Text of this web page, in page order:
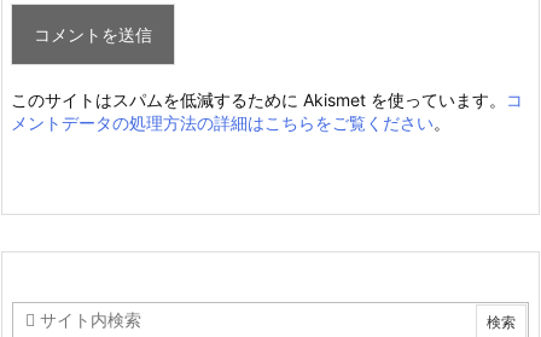
このサイトはスパムを低減するために Akismet を使っています。
コ
メントデータの処理方法の詳細はこちらをご覧ください。